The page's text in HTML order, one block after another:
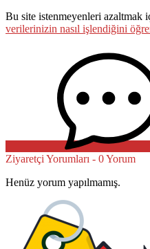
Bu site istenmeyenleri azaltmak
verilerinizin nasıl işlendiğini
Ziyaretçi Yorumları - 0 Yorum
Henüz yorum yapılmamış.